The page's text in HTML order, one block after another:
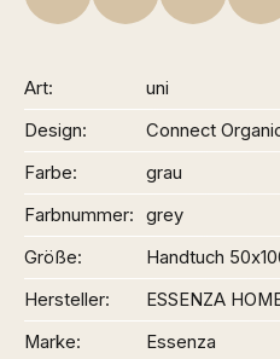
Art
uni
Design
Connect
Farbe
grau
Farbnummer
grey
Größe
Handtuch
Hersteller
ESSENZA
Marke
Essenza